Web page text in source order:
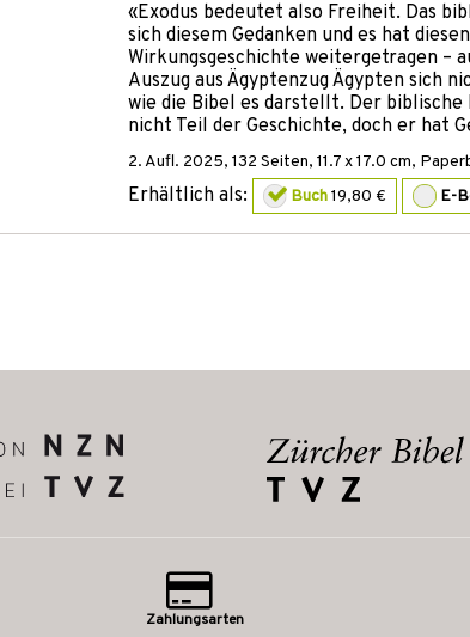
«Exodus bedeutet also Freiheit. Das
sich diesem Gedanken und es hat
Wirkungsgeschichte weitergetragen –
Auszug aus Ägyptenzug Ägypten sich
wie die Bibel es darstellt. Der biblische
nicht Teil der Geschichte, doch er hat
2. Aufl. 2025, 132 Seiten, 11.7 x 17.0 cm,
Erhältlich als: Buch19,80 € E-
Zahlungsarten